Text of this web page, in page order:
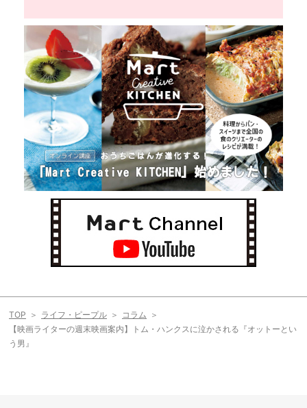
TOP ライフ・ピープル
コラム
【映画ライターの週末映画案内】トム・ハンクスに泣かされる『オットーとい
う男』